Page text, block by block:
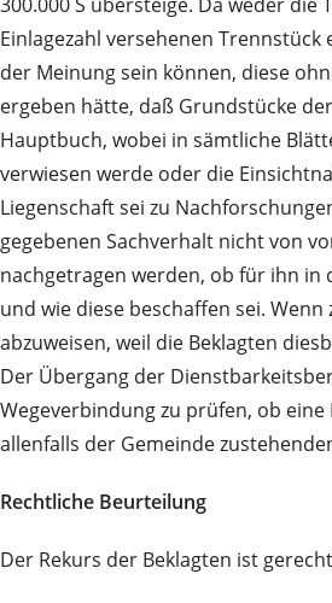
Einlagezahl versehenen
der Meinung sein können, diese
ergeben hätte, daß Grundstücke
Hauptbuch, wobei in sämtliche
verwiesen werde oder die
Liegenschaft sei zu
gegebenen Sachverhalt nicht von
nachgetragen werden, ob für ihn in
und wie diese beschaffen sei.
abzuweisen, weil die Beklagten
Der Übergang der
Wegeverbindung zu prüfen, ob
allenfalls der Gemeinde
Rechtliche Beurteilung
Der Rekurs der Beklagten ist